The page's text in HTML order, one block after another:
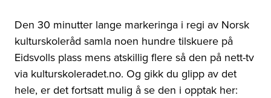
Den 30 minutter lange markeringa i regi av Norsk
kulturskoleråd samla noen hundre tilskuere på
Eidsvolls plass mens atskillig flere så den på nett-tv
via kulturskoleradet.no. Og gikk du glipp av det
hele, er det fortsatt mulig å se den i opptak her: